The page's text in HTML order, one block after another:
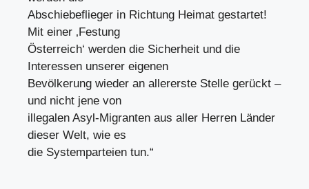
Abschiebeflieger in Richtung Heimat gestartet!
Mit einer ‚Festung
Österreich‘ werden die Sicherheit und die
Interessen unserer eigenen
Bevölkerung wieder an allererste Stelle gerückt –
und nicht jene von
illegalen Asyl-Migranten aus aller Herren Länder
dieser Welt, wie es
die Systemparteien tun.“